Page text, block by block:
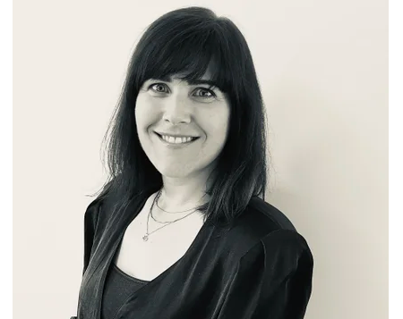
Bilpool - så fungerar det och hä...
Fixa sommarens härligaste häng i...
Knäckepilen – en kärlekshistoria...
Lyx på liten yta – inred enligt...